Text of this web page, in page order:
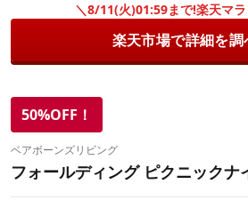
＼8/11(火)01:59まで!楽天マ
楽天市場で詳細を調
50%OFF！
ベアボーンズリビング
フォールディング ピクニックナ